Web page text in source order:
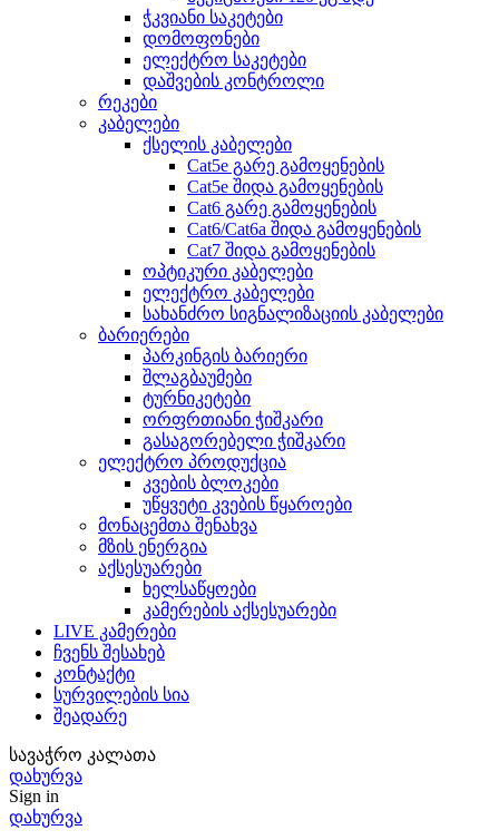
ჭკვიანი საკეტები
დომოფონები
ელექტრო საკეტები
დაშვების კონტროლი
რეკები
კაბელები
ქსელის კაბელები
Cat5e გარე გამოყენების
Cat5e შიდა გამოყენების
Cat6 გარე გამოყენების
Cat6/Cat6a შიდა გამოყენების
Cat7 შიდა გამოყენების
ოპტიკური კაბელები
ელექტრო კაბელები
სახანძრო სიგნალიზაციის კაბელები
ბარიერები
პარკინგის ბარიერი
შლაგბაუმები
ტურნიკეტები
ორფრთიანი ჭიშკარი
გასაგორებელი ჭიშკარი
ელექტრო პროდუქცია
კვების ბლოკები
უწყვეტი კვების წყაროები
მონაცემთა შენახვა
მზის ენერგია
აქსესუარები
ხელსაწყოები
კამერების აქსესუარები
LIVE კამერები
ჩვენს შესახებ
კონტაქტი
სურვილების სია
შეადარე
სავაჭრო კალათა
დახურვა
Sign in
დახურვა